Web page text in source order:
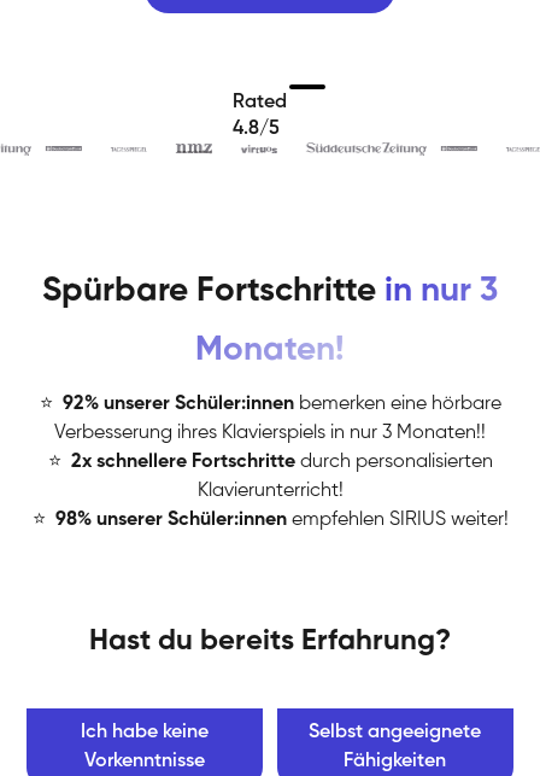
Rated
4.8/5
Spürbare Fortschritte in nur 3
Monaten!
⭐ 92% unserer Schüler:innen bemerken eine hörbare
Verbesserung ihres Klavierspiels in nur 3 Monaten!!
⭐ 2x schnellere Fortschritte durch personalisierten
Klavierunterricht!
⭐ 98% unserer Schüler:innen empfehlen SIRIUS weiter!
Hast du bereits Erfahrung?
Ich habe keine
Vorkenntnisse
Selbst angeeignete
Fähigkeiten